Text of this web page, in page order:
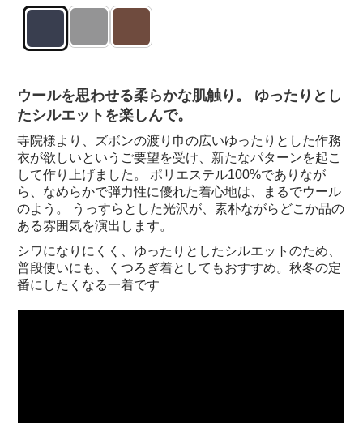
ウールを思わせる柔らかな肌触り。 ゆったりとし
たシルエットを楽しんで。
寺院様より、ズボンの渡り巾の広いゆったりとした作務
衣が欲しいというご要望を受け、新たなパターンを起こ
して作り上げました。 ポリエステル100%でありなが
ら、なめらかで弾力性に優れた着心地は、まるでウール
のよう。 うっすらとした光沢が、素朴ながらどこか品の
ある雰囲気を演出します。
シワになりにくく、ゆったりとしたシルエットのため、
普段使いにも、くつろぎ着としてもおすすめ。秋冬の定
番にしたくなる一着です